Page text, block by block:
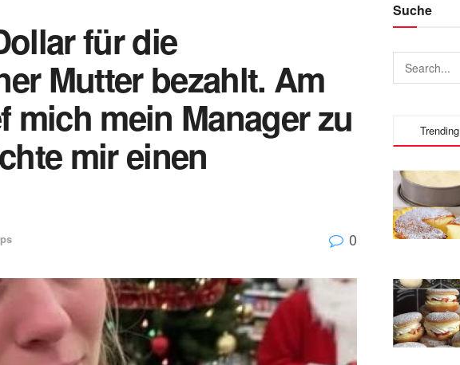
für die
Mutter bezahlt. Am
mich mein Manager zu
mir einen
0
Suche
Trending